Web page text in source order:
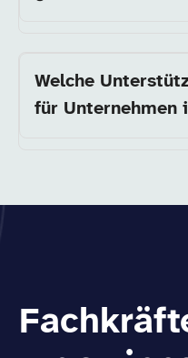
Welche
für Unternehmen